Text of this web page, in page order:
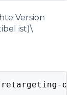
Version
ist)\